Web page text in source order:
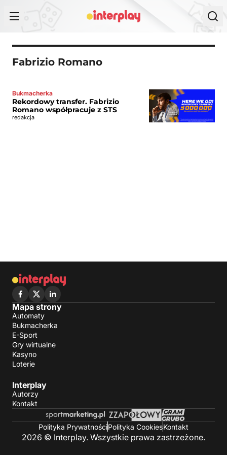
Fabrizio Romano
Bukmacherka
Rekordowy transfer. Fabrizio
Romano współpracuje z STS
redakcja
Mapa strony
Automaty
Bukmacherka
E-Sport
Gry wirtualne
Kasyno
Loterie
Interplay
Autorzy
Kontakt
Polityka PrywatnościPolityka CookiesKontakt
2026 © Interplay. Wszystkie prawa zastrzeżone.